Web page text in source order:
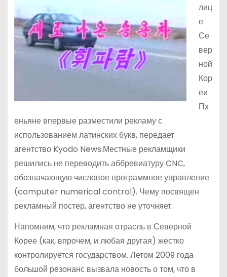
лиц
е
Се
вер
ной
Кор
еи
Пх
еньяне впервые разместили рекламу с
использованием латинских букв, передает
агентство Kyodo News.Местные рекламщики
решились не переводить аббревиатуру CNC,
обозначающую числовое программное управление
(computer numerical control). Чему посвящен
рекламный постер, агентство не уточняет.
Напомним, что рекламная отрасль в Северной
Корее (как, впрочем, и любая другая) жестко
контролируется государством. Летом 2009 года
большой резонанс вызвала новость о том, что в